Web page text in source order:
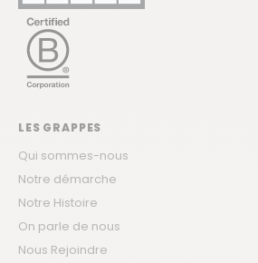
LES GRAPPES
Qui sommes-nous
Notre démarche
Notre Histoire
On parle de nous
Nous Rejoindre